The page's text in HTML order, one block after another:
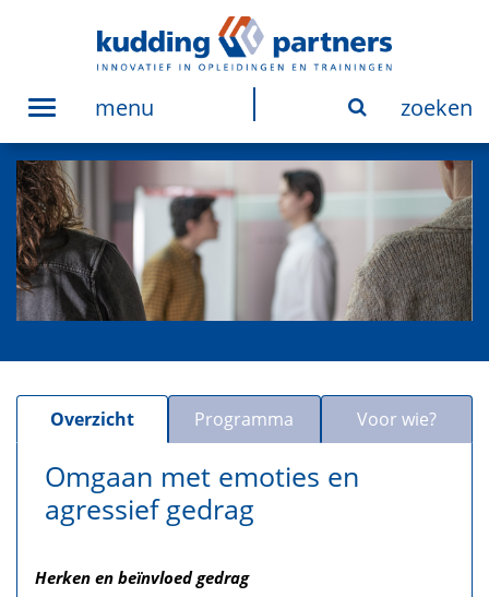
zoeken
Toggle
menu
Overzicht Programma Voor wie?
Omgaan met emoties en
agressief gedrag
Herken en beïnvloed gedrag